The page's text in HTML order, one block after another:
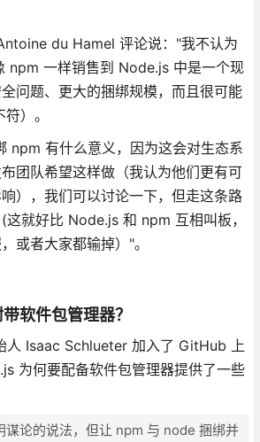
du Hamel 评论说："我不认为
npm 一样销售到 Node.js 中是一个现
问题、更大的捆绑规模，而且很可能
）。
npm 有什么意义，因为这会对生态系
团队希望这样做（我认为他们更有可
），我们可以讨论一下，但走这条路
就好比 Node.js 和 npm 互相叫板，
或者大家都输掉）"。
软件包管理器？
人 Isaac Schlueter 加入了 GitHub 上
为何要配备软件包管理器提供了一些
谋论的说法，但让 npm 与 node 捆绑并